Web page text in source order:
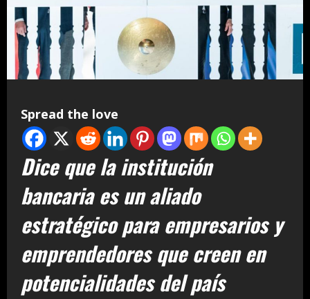
Spread the love
Dice que la institución
bancariaes un aliado
estratégico para empresarios y
emprendedores que creen en
potencialidades del país